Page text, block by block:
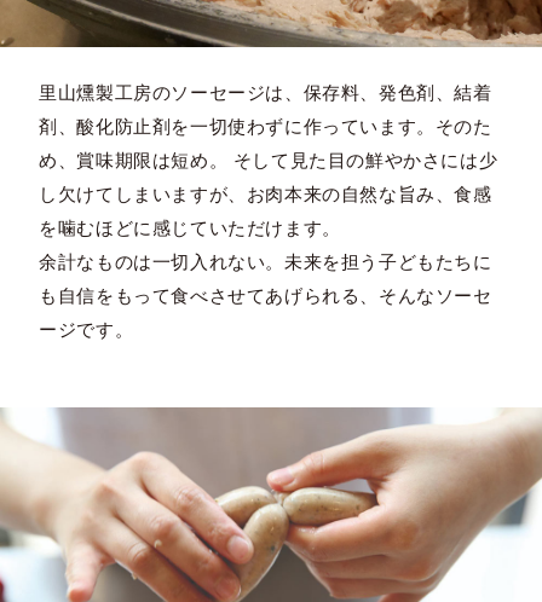
里山燻製工房のソーセージは、保存料、発色剤、結着
剤、酸化防止剤を一切使わずに作っています。そのた
め、賞味期限は短め。 そして見た目の鮮やかさには少
し欠けてしまいますが、お肉本来の自然な旨み、食感
を噛むほどに感じていただけます。
余計なものは一切入れない。未来を担う子どもたちに
も自信をもって食べさせてあげられる、そんなソーセ
ージです。